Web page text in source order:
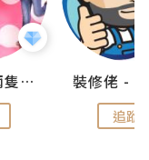
儍媽媽與兩隻小魔怪之家
追蹤